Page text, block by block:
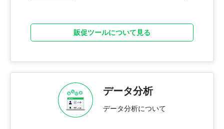
販促ツールについて見る
データ分析
データ分析について